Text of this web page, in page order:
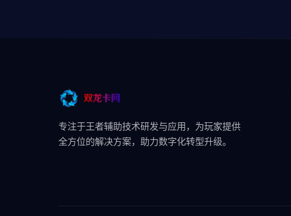
专注于王者辅助技术研发与应用，为玩家提供
全方位的解决方案，助力数字化转型升级。